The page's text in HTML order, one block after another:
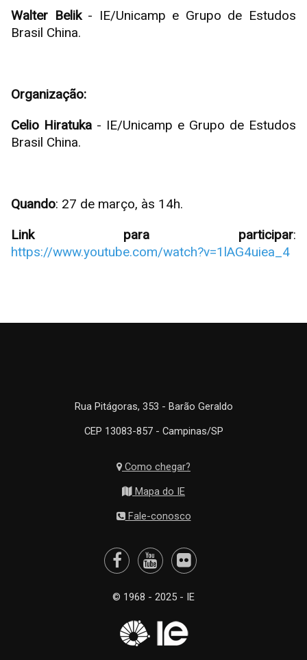
Walter Belik- IE/Unicamp e Grupo de Estudos
Brasil China.
Organização:
Celio Hiratuka - IE/Unicamp e Grupo de Estudos
Brasil China.
Quando: 27 de março, às 14h.
Link para participar:
https://www.youtube.com/watch?v=1lAG4uiea_4
Rua Pitágoras, 353 - Barão Geraldo
CEP 13083-857 - Campinas/SP
Como chegar?
Mapa do IE
Fale-conosco
© 1968 - 2025 - IE